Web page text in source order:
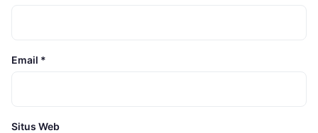
Email *
Situs Web